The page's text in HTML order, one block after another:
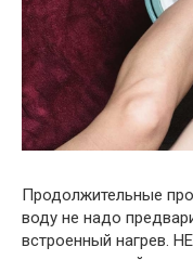
Продолжительные
воду не надо
встроенный нагрев.